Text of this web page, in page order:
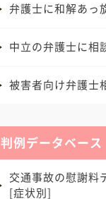
弁護士に和解あっ
中立の弁護士に相
被害者向け弁護士
判例データベース
交通事故の慰謝料
[症状別]